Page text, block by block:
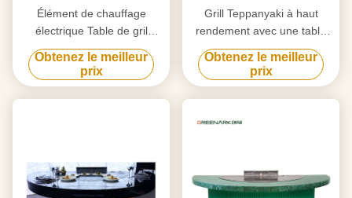
Élément de chauffage
électrique Table de gril
Teppanyaki pour la
purification personnalisée
selon vos besoins
Obtenez le meilleur
prix
Grill Teppanyaki à haut
rendement avec une table
de 20 mm en acier allié de
qualité alimentaire et un
chauffage intelligent
Obtenez le meilleur
prix